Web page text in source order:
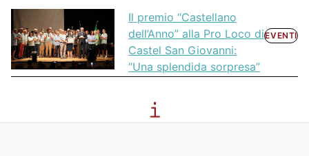
Il premio “Castellano
dell’Anno” alla Pro Loco di
Castel San Giovanni:
“Una splendida sorpresa”
EVENTI